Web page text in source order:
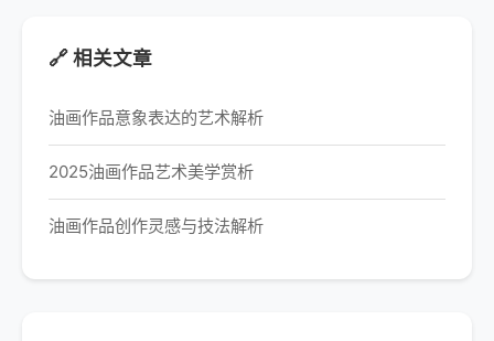
🔗 相关文章
油画作品意象表达的艺术解析
2025油画作品艺术美学赏析
油画作品创作灵感与技法解析